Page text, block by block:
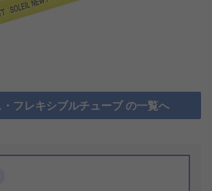
フレキシブルチューブ の一覧へ